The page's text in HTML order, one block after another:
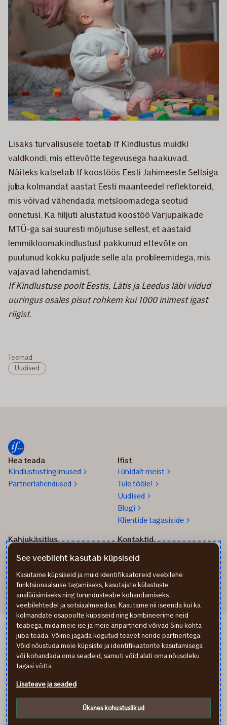
Lisaks turvalisusele toetab If Kindlustus muidki
valdkondi, mis ettevõtte tegevusega haakuvad.
Näiteks katsetab If koostöös Eesti Jahimeeste Seltsiga
juba kolmandat aastat Eesti maanteedel reflektoreid,
mis võivad vähendada metsloomadega seotud
õnnetusi. Ka hiljuti alustatud koostöö Varjupaikade
MTÜ-ga sai suuresti mõjutuse sellest, et aastaid
lemmikloomakindlustust pakkunud ettevõte on
puutunud kokku paljude selle ala probleemidega, mis
vajavad lahendamist.
If Kindlustuse poolt Eestis, Lätis ja Leedus läbi viidud
uuringus osales pisut rohkem kui 1000 inimest igast
riigist.
Teemad
Uudised
Hea teada
Kindlustustingimused
Partnerlahendused
Ifist
Lühidalt meist
Tule tööle!
Uudised
Blogi
Klientide tagasiside
Kahjukäsitlus
Kuidas toimida kahju
korral?
Teata kahjust
Kontaktid
Arveldus
777 1211
If Apdrošināšana LV
If draudimas LT
Isikuandmete töötlemine
По-русски
facebook
youtube
instagram
linkedin
See veebileht kasutab küpsiseid
Kasutame küpsiseid ja muid identifikaatoreid veebilehe
funktsionaalsuse tagamiseks, kasutajate külastuste
analüüsimiseks ning turundusteabe kohandamiseks
veebilehtedel ja sotsiaalmeedias. Kasutame nii iseenda kui ka
kolmandate osapoolte küpsiseid ning kombineerime neid
teabega, mida meie ise ja meie äripartnerid võivad Sinu kohta
juba teada. Võime jagada kogutud teavet nende partneritega.
Võid nõustuda meie küpsiste ja identifikaatorite kasutamisega
või kohandada oma seadeid, samuti võid alati oma nõusoleku
tagasi võtta.
Lisateave ja seaded
Üksnes kohustuslikud